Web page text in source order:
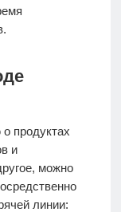
продуктах
и
можно
линии: